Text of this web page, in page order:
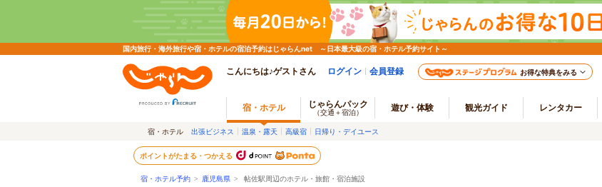
国内旅行・海外旅行や宿・ホテルの宿泊予約はじゃらんnet ～日本最大級の宿・ホテル予約サイト～
こんにちは♪ゲストさん ログイン 会員登録 お得な特典をみる
宿・ホテル じゃらんパック
（交通＋宿泊） 遊び・体験 観光ガイド レンタカー
宿・ホテル 出張ビジネス 温泉・露天 高級宿 日帰り・デイユース
ポイントがたまる・つかえる
宿・ホテル予約 > 鹿児島県 > 帖佐駅周辺のホテル・旅館・宿泊施設